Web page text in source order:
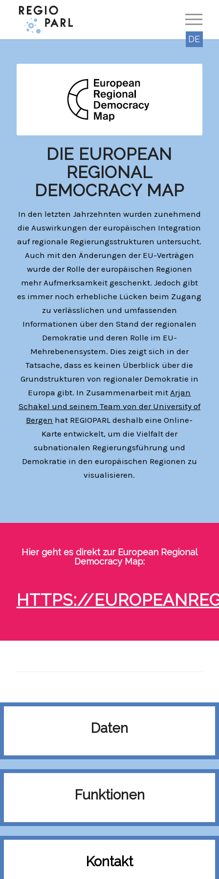
DIE EUROPEAN
REGIONAL
DEMOCRACY MAP
In den letzten Jahrzehnten wurden zunehmend
die Auswirkungen der europäischen Integration
auf regionale Regierungsstrukturen untersucht.
Auch mit den Änderungen der EU-Verträgen
wurde der Rolle der europäischen Regionen
mehr Aufmerksamkeit geschenkt. Jedoch gibt
es immer noch erhebliche Lücken beim Zugang
zu verlässlichen und umfassenden
Informationen über den Stand der regionalen
Demokratie und deren Rolle im EU-
Mehrebenensystem. Dies zeigt sich in der
Tatsache, dass es keinen Überblick über die
Grundstrukturen von regionaler Demokratie in
Europa gibt. In Zusammenarbeit mit Arjan
Schakel und seinem Team von der University of
Bergen hat REGIOPARL deshalb eine Online-
Karte entwickelt, um die Vielfalt der
subnationalen Regierungsführung und
Demokratie in den europäischen Regionen zu
visualisieren.
Hier geht es direkt zur European Regional
Democracy Map:
HTTPS://
Daten
Funktionen
Kontakt
DE